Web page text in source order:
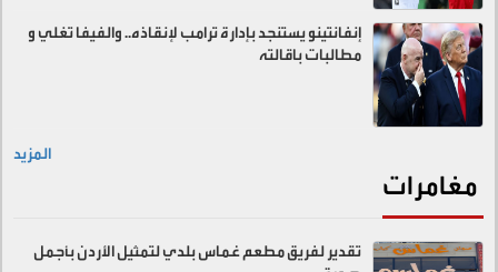
إنفانتينو يستنجد بإدارة ترامب لإنقاذه.. والفيفا تغلي و
مطالبات باقالته
المزيد
مغامرات
تقدير لفريق مطعم غماس بلدي لتمثيل الأردن بأجمل